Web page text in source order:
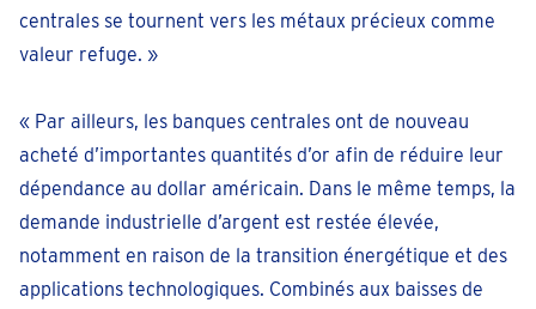
centrales se tournent vers les métaux précieux comme
valeur refuge. »
« Par ailleurs, les banques centrales ont de nouveau
acheté d’importantes quantités d’or afin de réduire leur
dépendance au dollar américain. Dans le même temps, la
demande industrielle d’argent est restée élevée,
notamment en raison de la transition énergétique et des
applications technologiques. Combinés aux baisses de